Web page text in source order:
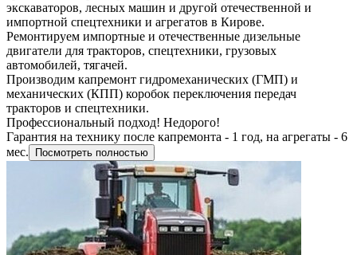
экскаваторов, лесных машин и другой отечественной и
импортной спецтехники и агрегатов в Кирове.
Ремонтируем импортные и отечественные дизельные
двигатели для тракторов, спецтехники, грузовых
автомобилей, тягачей.
Производим капремонт гидромеханических (ГМП) и
механических (КПП) коробок переключения передач
тракторов и спецтехники.
Профессиональный подход! Недорого!
Гарантия на технику после капремонта - 1 год, на агрегаты - 6
мес.
Посмотреть полностью